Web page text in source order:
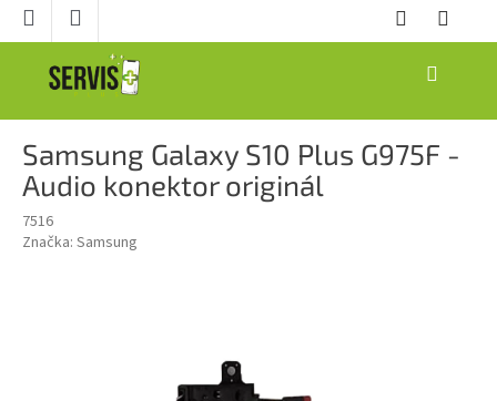
Prejsť
NÁKUPNÝ
Samsung Galaxy S10 Plus G975F -
Audio konektor originál
7516
Značka: Samsung